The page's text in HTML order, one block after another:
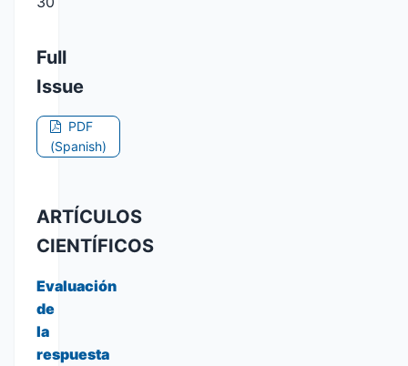
Full
Issue
PDF
(Spanish)
ARTÍCULOS
CIENTÍFICOS
Evaluación
de
la
respuesta